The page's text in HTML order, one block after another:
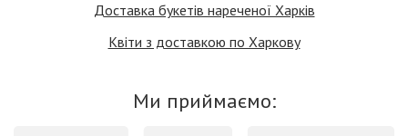
Доставка букетів нареченої Харків
Квіти з доставкою по Харкову
Ми приймаємо: